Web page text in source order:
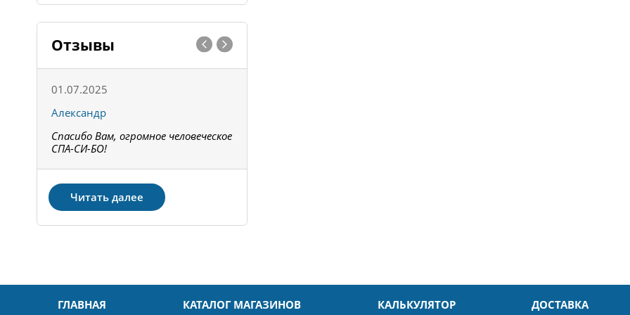
Отзывы
01.07.2025
Александр
Спасибо Вам, огромное человеческое
СПА-СИ-БО!
Читать далее
ГЛАВНАЯ КАТАЛОГ МАГАЗИНОВ КАЛЬКУЛЯТОР ДОСТАВКА